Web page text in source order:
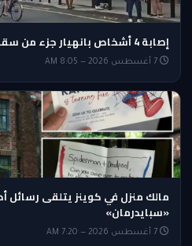
إصابة 4 أشخاص بانهيار جزء من سقف سوبرماركت في كوينز
مالك منزل في كوينز يتلقى رسائل
«سبايدرمان»